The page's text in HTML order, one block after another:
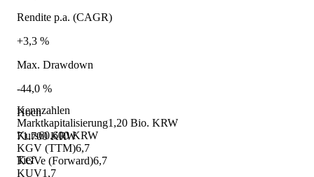
Kennzahlen
Marktkapitalisierung1,20 Bio. KRW
Kurs60.600 KRW
KGV (TTM)6,7
KGVe (Forward)6,7
KUV1,7
Rendite p.a. (CAGR)
+3,3 %
Max. Drawdown
-44,0 %
Hoch
71.700 KRW
Tief